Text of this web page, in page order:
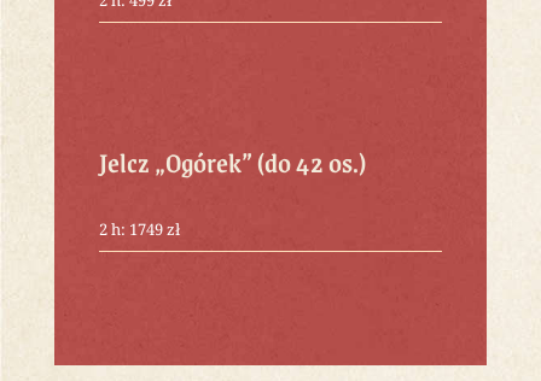
Jelcz „Ogórek” (do 42 os.)
2 h: 1749 zł